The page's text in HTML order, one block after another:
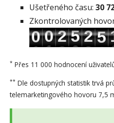
Ušetřeného času: 30
Zkontrolovaných
* Přes 11 000 hodnocení
** Dle dostupných statistik trvá
telemarketingového hovoru 7,5